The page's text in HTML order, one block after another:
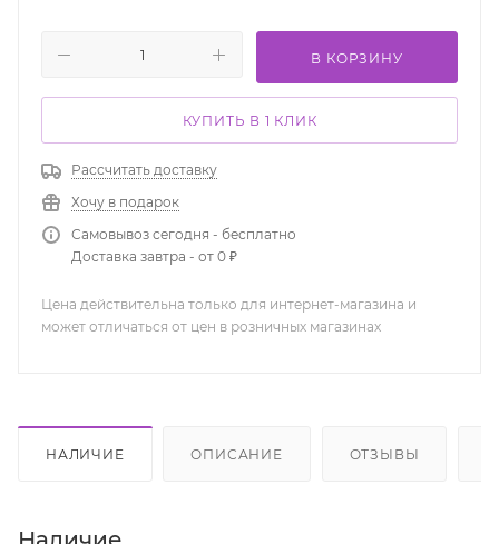
В КОРЗИНУ
КУПИТЬ В 1 КЛИК
Рассчитать доставку
Хочу в подарок
Самовывоз сегодня - бесплатно
Доставка завтра - от 0 ₽
Цена действительна только для интернет-магазина и
может отличаться от цен в розничных магазинах
НАЛИЧИЕ ОПИСАНИЕ ОТЗЫВЫ